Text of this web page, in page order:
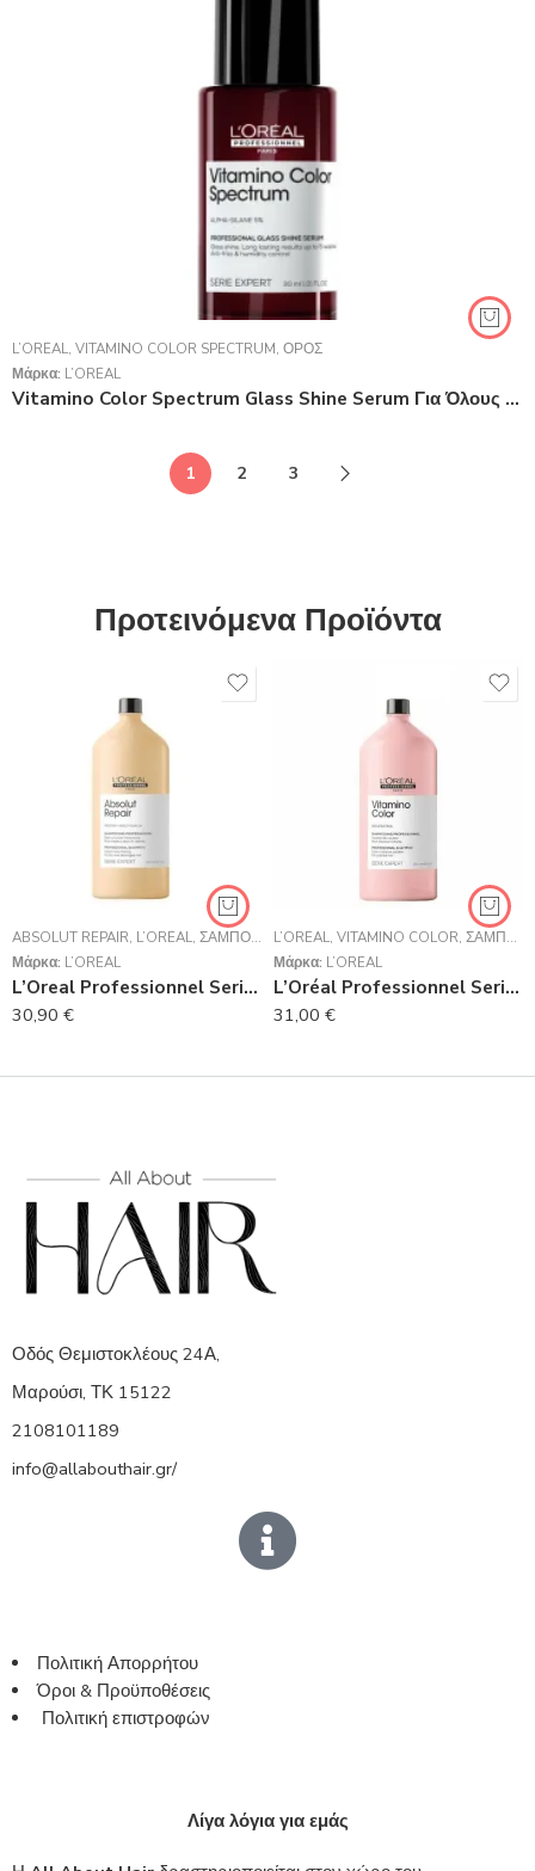
L’ORÉAL, VITAMINO COLOR SPECTRUM, ΟΡΌΣ
Μάρκα: L’ORÉAL
Vitamino Color Spectrum Glass Shine Serum Για Όλους Τους Τύπους Βαμμένων Μαλλιών 30 ml
1 2 3
Προτεινόμενα Προϊόντα
ABSOLUT REPAIR, L’ORÉAL, ΣΑΜΠΟΥΆΝ
Μάρκα: L’ORÉAL
L’Oreal Professionnel Serie Expert Absolut Repair Shampoo Για Ταλαιπωρημένα Μαλλιά 1500ml
30,90 €
L’ORÉAL, VITAMINO COLOR, ΣΑΜΠΟΥΆΝ
Μάρκα: L’ORÉAL
L’Oréal Professionnel Serie Expert Vitamino Color Shampoo 1500ml
31,00 €
Οδός Θεμιστοκλέους 24Α,
Μαρούσι, ΤΚ 15122
2108101189
info@allabouthair.gr/
Πολιτική Απορρήτου
Όροι & Προϋποθέσεις
Πολιτική επιστροφών
Λίγα λόγια για εμάς